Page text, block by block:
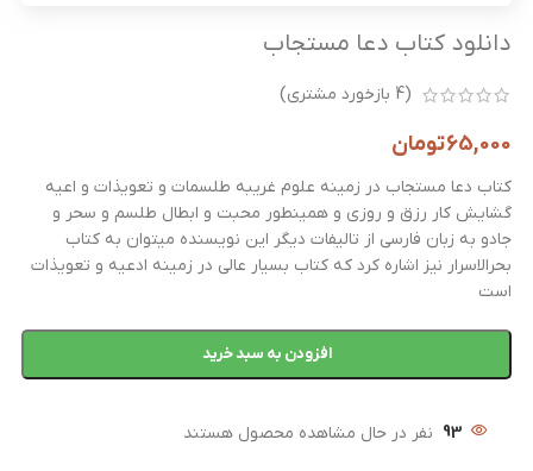
دانلود کتاب دعا مستجاب
(
4 بازخورد مشتری)
65,000تومان
کتاب دعا مستجاب در زمینه علوم غریبه طلسمات و تعویذات و اعیه
گشایش کار رزق و روزی و همینطور محبت و ابطال طلسم و سحر و
جادو به زبان فارسی از تالیفات دیگر این نویسنده میتوان به کتاب
بحرالاسرار نیز اشاره کرد که کتاب بسیار عالی در زمینه ادعیه و تعویذات
است
افزودن به سبد خرید
93 نفر در حال مشاهده محصول هستند